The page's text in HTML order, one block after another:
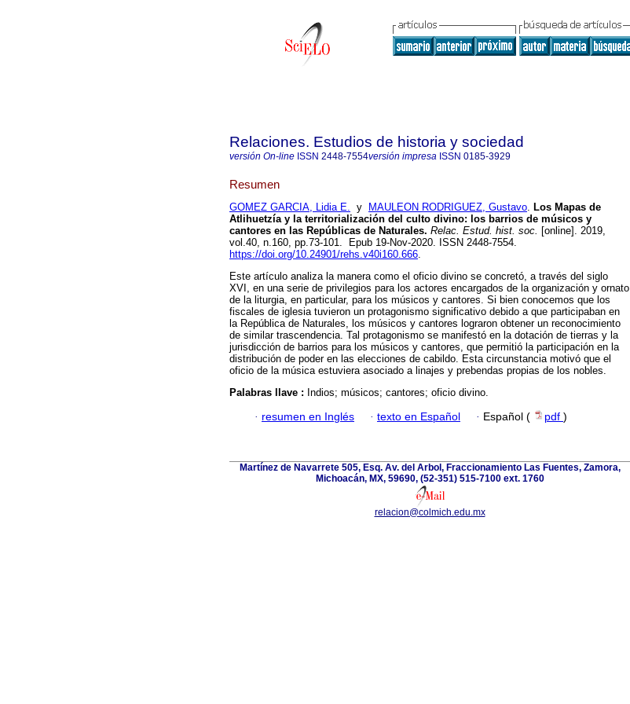
Relaciones. Estudios de historia y sociedad
versión On-line ISSN 2448-7554versión impresa ISSN 0185-3929
Resumen
GOMEZ GARCIA, Lidia E. y MAULEON RODRIGUEZ, Gustavo. Los Mapas de
Atlihuetzía y la territorialización del culto divino: los barrios de músicos y
cantores en las Repúblicas de Naturales. Relac. Estud. hist. soc. [online]. 2019,
vol.40, n.160, pp.73-101. Epub 19-Nov-2020. ISSN 2448-7554.
https://doi.org/10.24901/rehs.v40i160.666.
Este artículo analiza la manera como el oficio divino se concretó, a través del siglo
XVI, en una serie de privilegios para los actores encargados de la organización y ornato
de la liturgia, en particular, para los músicos y cantores. Si bien conocemos que los
fiscales de iglesia tuvieron un protagonismo significativo debido a que participaban en
la República de Naturales, los músicos y cantores lograron obtener un reconocimiento
de similar trascendencia. Tal protagonismo se manifestó en la dotación de tierras y la
jurisdicción de barrios para los músicos y cantores, que permitió la participación en la
distribución de poder en las elecciones de cabildo. Esta circunstancia motivó que el
oficio de la música estuviera asociado a linajes y prebendas propias de los nobles.
Palabras llave : Indios; músicos; cantores; oficio divino.
· resumen en Inglés · texto en Español · Español ( pdf )
Martínez de Navarrete 505, Esq. Av. del Arbol, Fraccionamiento Las Fuentes, Zamora,
Michoacán, MX, 59690, (52-351) 515-7100 ext. 1760
relacion@colmich.edu.mx